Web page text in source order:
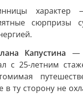
характер
сюрпризы
Капустина —
с 25-летним
в ту сторону не